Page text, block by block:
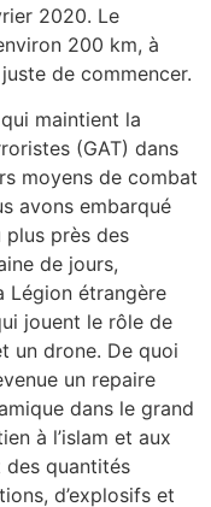
2020. Le
200 km, à
de commencer.
maintient la
(GAT) dans
moyens de combat
avons embarqué
près des
de jours,
Légion étrangère
jouent le rôle de
un drone. De quoi
un repaire
dans le grand
à l’islam et aux
des quantités
d’explosifs et